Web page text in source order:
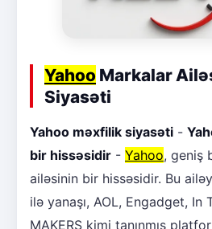
Yahoo Markalar
Siyasəti
Yahoo məxfilik siyasəti -
bir hissəsidir - Yahoo, geniş
ailəsinin bir hissəsidir. Bu
ilə yanaşı, AOL, Engadget, In
MAKERS kimi tanınmış